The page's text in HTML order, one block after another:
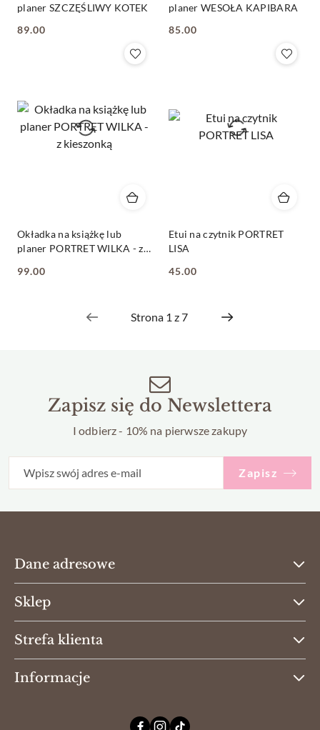
planer SZCZĘŚLIWY KOTEK
Cena:
89.00
planer WESOŁA KAPIBARA
Cena:
85.00
Okładka na książkę lub
planer PORTRET WILKA - z
Cena:
99.00
Etui na czytnik PORTRET
LISA
Cena:
45.00
Zapisz się do Newslettera
I odbierz - 10% na pierwsze zakupy
Zapisz
Dane adresowe
Sklep
Strefa klienta
Informacje